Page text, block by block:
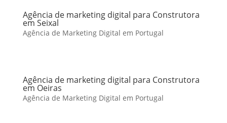
Agência de marketing digital para Construtora
em Seixal
Agência de Marketing Digital em Portugal
Agência de marketing digital para Construtora
em Oeiras
Agência de Marketing Digital em Portugal